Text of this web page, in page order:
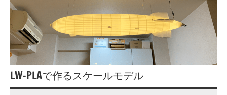
LW-PLAで作るスケールモデル